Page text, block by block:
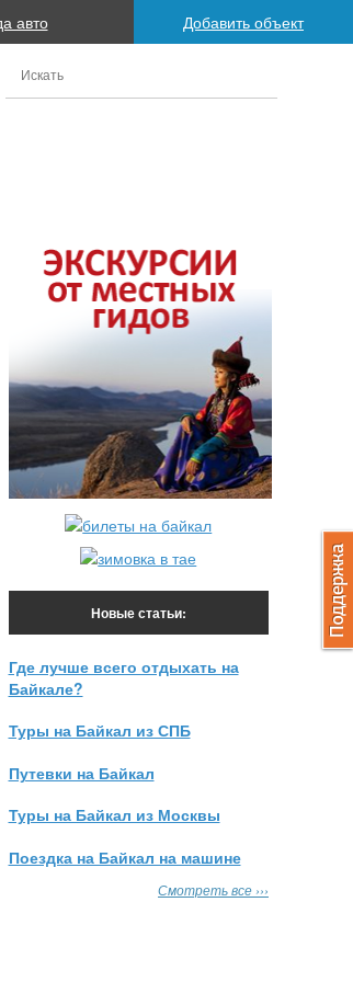
Добавить объект
авто
Новые статьи:
Где лучше всего отдыхать на
Байкале?
Туры на Байкал из СПБ
Путевки на Байкал
Туры на Байкал из Москвы
Поездка на Байкал на машине
Смотреть все ›››